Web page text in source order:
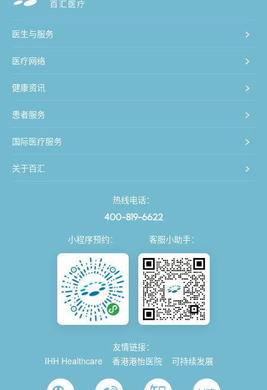
医生与服务
医疗网络
健康资讯
患者服务
国际医疗服务
关于百汇
热线电话：
400-819-6622
小程序预约： 客服小助手：
友情链接：
IHH Healthcare
香港港怡医院 可持续发展